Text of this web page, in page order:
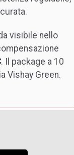
visibile nello
. Il package a 10
Vishay Green.